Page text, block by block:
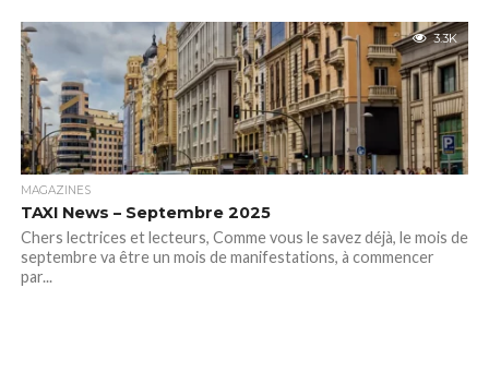
3.3K
MAGAZINES
TAXI News – Septembre 2025
Chers lectrices et lecteurs, Comme vous le savez déjà, le mois de
septembre va être un mois de manifestations, à commencer
par...